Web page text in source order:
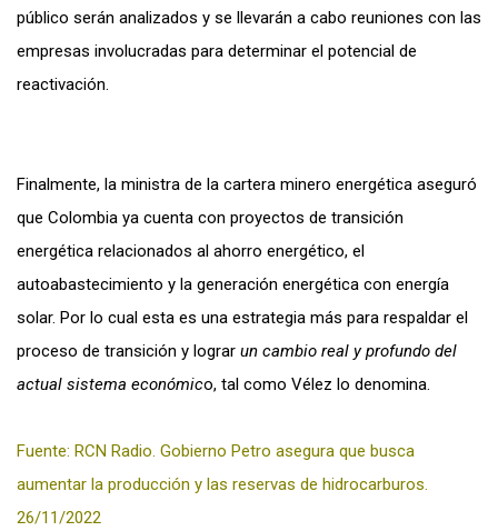
público serán analizados y se llevarán a cabo reuniones con las
empresas involucradas para determinar el potencial de
reactivación.
Finalmente, la ministra de la cartera minero energética aseguró
que Colombia ya cuenta con proyectos de transición
energética relacionados al ahorro energético, el
autoabastecimiento y la generación energética con energía
solar. Por lo cual esta es una estrategia más para respaldar el
proceso de transición y lograr un cambio real y profundo del
actual sistema económico, tal como Vélez lo denomina.
Fuente: RCN Radio. Gobierno Petro asegura que busca
aumentar la producción y las reservas de hidrocarburos.
26/11/2022